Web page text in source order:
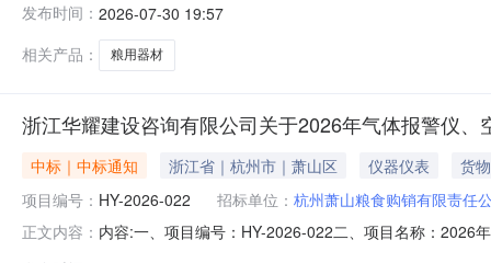
称标的名称品牌规格型号数量单价(元)12026年粮用器材
发布时间： 2026-07-30 19:57
相关产品：
粮用器材
浙江华耀建设咨询有限公司关于2026年气体报警仪
中标｜中标通知 浙江省｜杭州市｜萧山区 仪器仪表
货物
项目编号： HY-2026-022 招标单位： 杭州萧山粮食购销有限责任
正文内容： 内容:一、项目编号：HY-2026-022二、项目名称：2026